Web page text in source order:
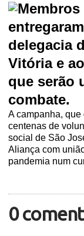
delegacia
Vitória e
que serão
combate.
A campanha,
centenas de
social de São
Aliança com
pandemia num
0